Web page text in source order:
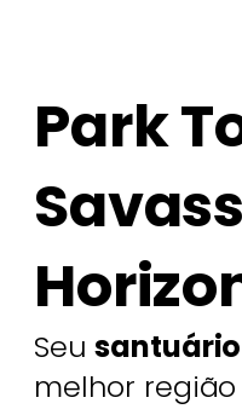
Park
Seu
melhor região